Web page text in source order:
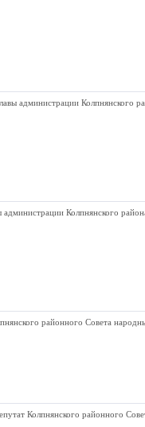
администрации Колпнянского
администрации Колпнянского
районного Совета
Колпнянского районного